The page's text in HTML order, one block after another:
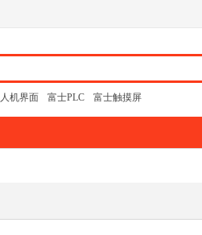
人机界面 富士PLC 富士触摸屏